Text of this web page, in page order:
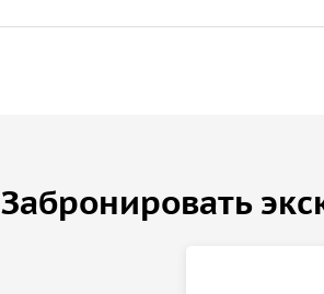
Забронировать